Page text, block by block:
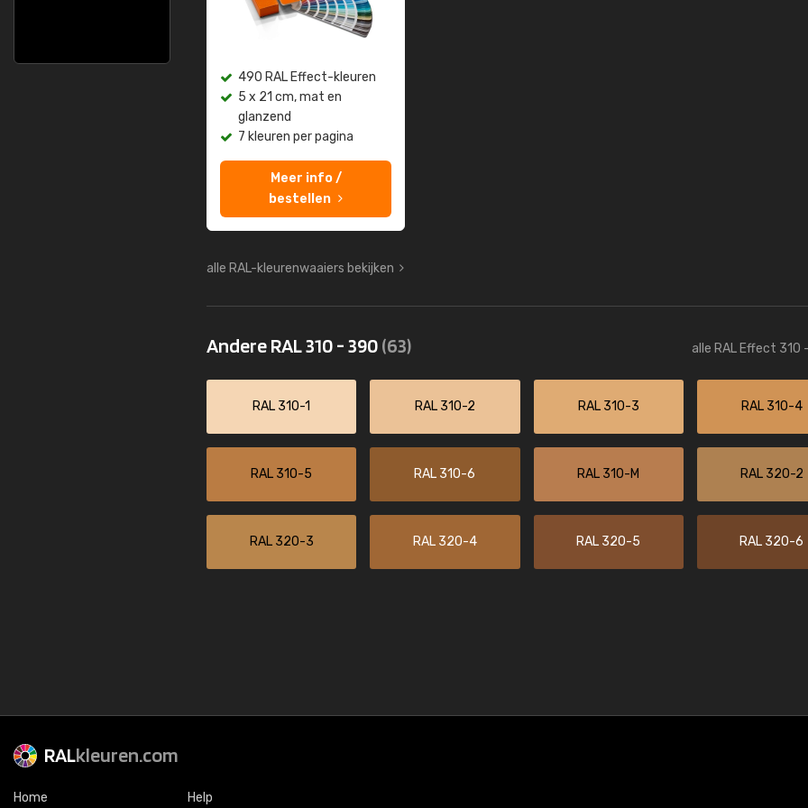
490 RAL Effect-kleuren
5 x 21 cm, mat en
glanzend
7 kleuren per pagina
Meer info /
bestellen
alle RAL-kleurenwaaiers bekijken
Andere RAL 310 - 390(63) alle RAL Effect 310
RAL 310-1 RAL 310-2 RAL 310-3 RAL 310-4
RAL 310-5 RAL 310-6 RAL 310-M RAL 320-2
RAL 320-3 RAL 320-4 RAL 320-5 RAL 320-6
RALkleuren.com
Home Help